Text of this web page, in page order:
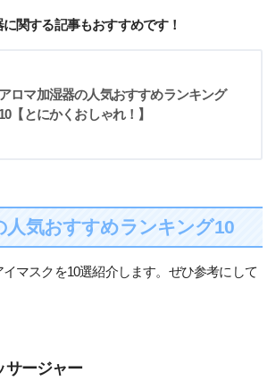
関する記事もおすすめです！
アロマ加湿器の人気おすすめランキング
10【とにかくおしゃれ！】
人気おすすめランキング10
マスクを10選紹介します。ぜひ参考にして
サージャー